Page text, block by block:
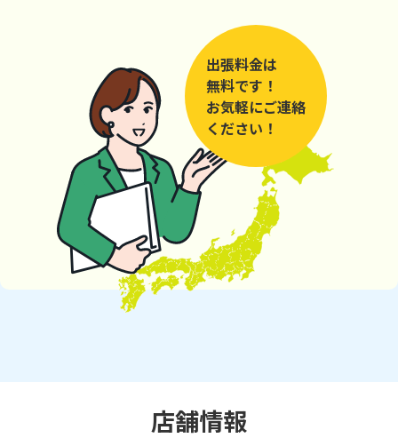
出張料金は
無料です！
お気軽にご連絡
ください！
店舗情報